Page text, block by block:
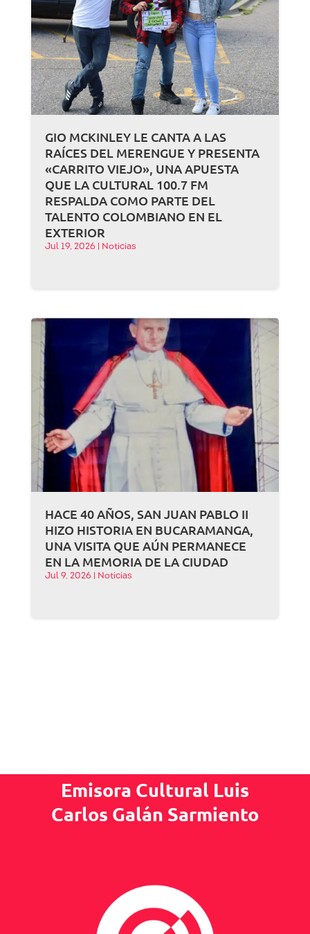
GIO MCKINLEY LE CANTA A LAS
RAÍCES DEL MERENGUE Y PRESENTA
«CARRITO VIEJO», UNA APUESTA
QUE LA CULTURAL 100.7 FM
RESPALDA COMO PARTE DEL
TALENTO COLOMBIANO EN EL
EXTERIOR
Jul 19, 2026 Noticias
HACE 40 AÑOS, SAN JUAN PABLO II
HIZO HISTORIA EN BUCARAMANGA,
UNA VISITA QUE AÚN PERMANECE
EN LA MEMORIA DE LA CIUDAD
Jul 9, 2026 Noticias
Emisora Cultural Luis
Carlos Galán Sarmiento